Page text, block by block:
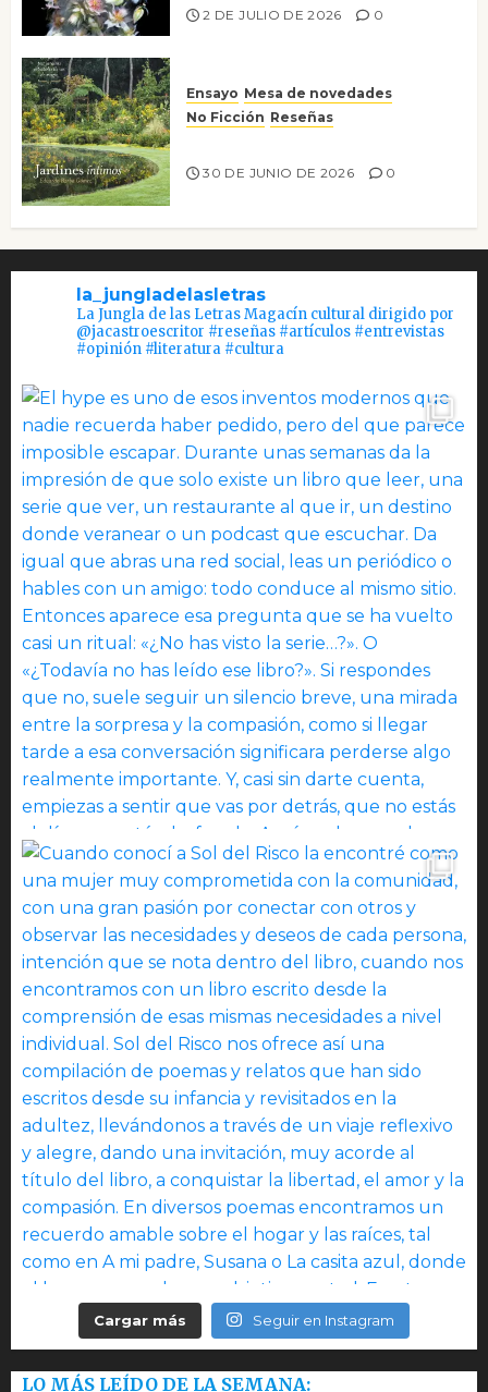
2 DE JULIO DE 2026 0
Ensayo Mesa de novedades
No Ficción Reseñas
30 DE JUNIO DE 2026 0
la_jungladelasletras
La Jungla de las Letras Magacín cultural dirigido por
@jacastroescritor #reseñas #artículos #entrevistas
#opinión #literatura #cultura
Cargar más Seguir en Instagram
LO MÁS LEÍDO DE LA SEMANA: